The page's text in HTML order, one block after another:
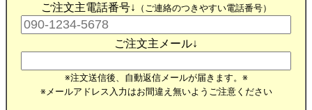
ご注文主電話番号↓ （ご連絡のつきやすい電話番号）
ご注文主メール↓
※注文送信後、自動返信メールが届きます。※
※メールアドレス入力はお間違え無いようご注意ください